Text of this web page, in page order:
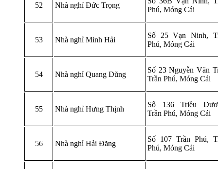
52 Nhà nghỉ Đức Trọng
Phú, Móng Cái
53 Nhà nghỉ Minh Hải
Số 25 Vạn Ninh,
Phú, Móng Cái
54 Nhà nghỉ Quang Dũng
Số 23 Nguyễn Văn
Trần Phú, Móng Cái
55 Nhà nghỉ Hưng Thịnh
Số 136 Triều
Trần Phú, Móng Cái
56 Nhà nghỉ Hải Đăng
Số 107 Trần Phú,
Phú, Móng Cái